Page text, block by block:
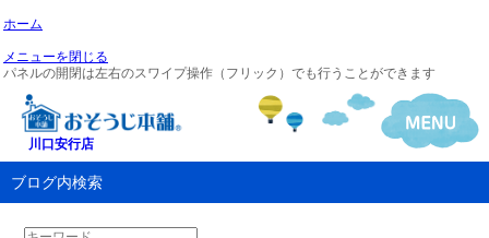
ホーム
メニューを閉じる
パネルの開閉は左右のスワイプ操作（フリック）でも行うことができます
川口安行店
ブログ内検索